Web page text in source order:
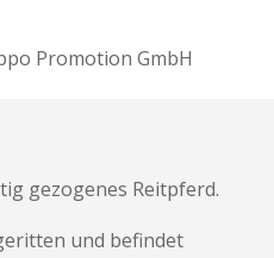
Promotion GmbH
gezogenes Reitpferd.
und befindet